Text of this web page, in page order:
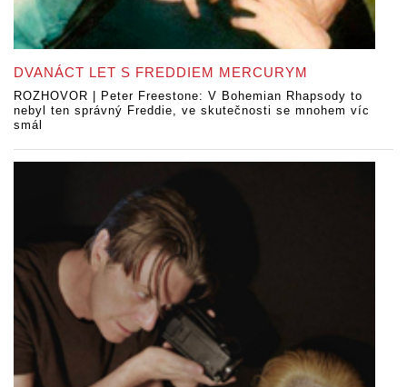
DVANÁCT LET S FREDDIEM MERCURYM
ROZHOVOR | Peter Freestone: V Bohemian Rhapsody to
nebyl ten správný Freddie, ve skutečnosti se mnohem víc
smál